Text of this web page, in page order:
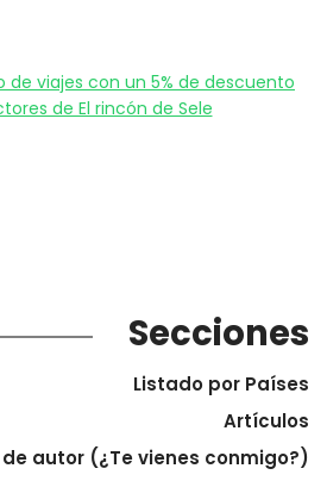
Secciones
Listado por Países
Artículos
autor (¿Te vienes conmigo?)